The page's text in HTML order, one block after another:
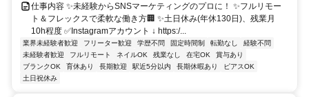
仕事内容 ✨未経験からSNSマーケティングのプロに！ ✨フルリモー
ト＆フレックスで柔軟な働き方🏢 ✨土日休み(年休130日)、残業月
10h程度 ✅Instagramアカウント ↓ https:/...
業界未経験者歓迎 フリーター歓迎 学歴不問 固定時間制 転勤なし
経験不問
未経験者歓迎
フルリモート ネイルOK 残業なし 在宅OK
賞与あり
ブランクOK
育休あり 長期歓迎 駅近5分以内 長期休暇あり
ピアスOK
土日祝休み